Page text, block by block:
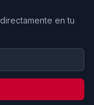
en tu